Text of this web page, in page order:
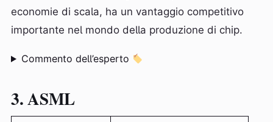
economie di scala, ha un vantaggio competitivo
importante nel mondo della produzione di chip.
Commento dell’esperto
3. ASML